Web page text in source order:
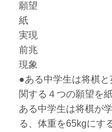
願望
紙
実現
前兆
現象
●ある中学生は将棋
関する４つの願望を
ある中学生は将棋が
る、体重を65kgにす